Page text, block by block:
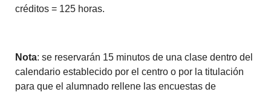
créditos = 125 horas.
Nota: se reservarán 15 minutos de una clase dentro del
calendario establecido por el centro o por la titulación
para que el alumnado rellene las encuestas de